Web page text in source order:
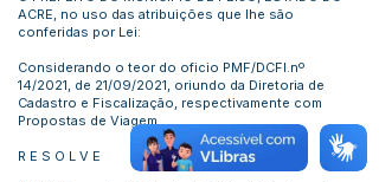
ACRE, no uso das atribuições que lhe são
conferidas por Lei:
Considerando o teor do oficio PMF/DCFI.nº
14/2021, de 21/09/2021, oriundo da Diretoria de
Cadastro e Fiscalização, respectivamente com
Propostas de Viagem.
R E S O L V E